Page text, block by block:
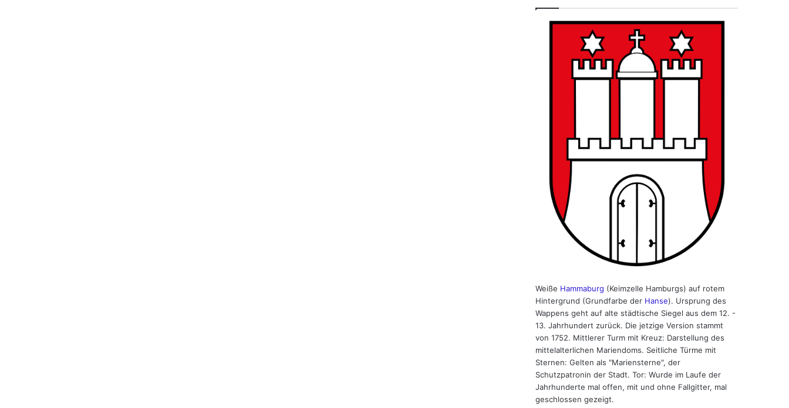
Weiße Hammaburg (Keimzelle Hamburgs) auf rotem
Hintergrund (Grundfarbe der Hanse). Ursprung des
Wappens geht auf alte städtische Siegel aus dem 12. -
13. Jahrhundert zurück. Die jetzige Version stammt
von 1752. Mittlerer Turm mit Kreuz: Darstellung des
mittelalterlichen Mariendoms. Seitliche Türme mit
Sternen: Gelten als "Mariensterne", der
Schutzpatronin der Stadt. Tor: Wurde im Laufe der
Jahrhunderte mal offen, mit und ohne Fallgitter, mal
geschlossen gezeigt.